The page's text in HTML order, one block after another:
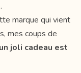
marque qui vient
mes coups de
un joli cadeau est